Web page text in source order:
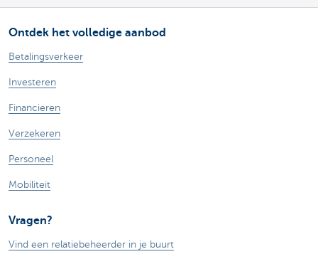
Ontdek het volledige aanbod
Betalingsverkeer
Investeren
Financieren
Verzekeren
Personeel
Mobiliteit
Vragen?
Vind een relatiebeheerder in je buurt